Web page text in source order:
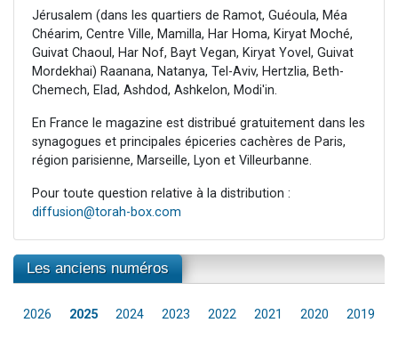
Jérusalem (dans les quartiers de Ramot, Guéoula, Méa
Chéarim, Centre Ville, Mamilla, Har Homa, Kiryat Moché,
Guivat Chaoul, Har Nof, Bayt Vegan, Kiryat Yovel, Guivat
Mordekhai) Raanana, Natanya, Tel-Aviv, Hertzlia, Beth-
Chemech, Elad, Ashdod, Ashkelon, Modi'in.
En France le magazine est distribué gratuitement dans les
synagogues et principales épiceries cachères de Paris,
région parisienne, Marseille, Lyon et Villeurbanne.
Pour toute question relative à la distribution :
diffusion@torah-box.com
Les anciens numéros
2026 2025 2024 2023 2022 2021 2020 2019